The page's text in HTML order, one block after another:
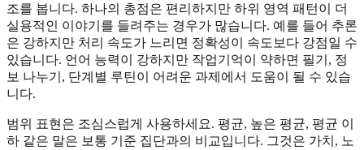
조를 봅니다. 하나의 총점은 편리하지만 하위 영역 패턴이 더
실용적인 이야기를 들려주는 경우가 많습니다. 예를 들어 추론
은 강하지만 처리 속도가 느리면 정확성이 속도보다 강점일 수
있습니다. 언어 능력이 강하지만 작업기억이 약하면 필기, 정
보 나누기, 단계별 루틴이 어려운 과제에서 도움이 될 수 있습
니다.
범위 표현은 조심스럽게 사용하세요. 평균, 높은 평균, 평균 이
하 같은 말은 보통 기준 집단과의 비교입니다. 그것은 가치, 노